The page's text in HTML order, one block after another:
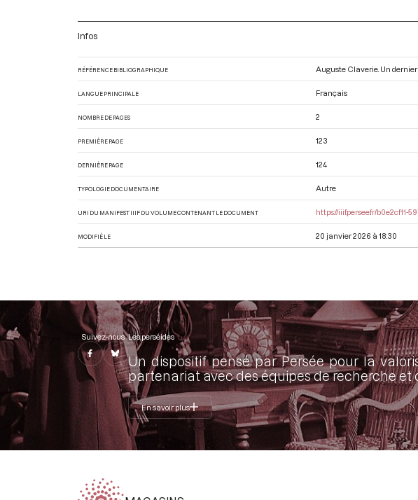
Infos
RÉFÉRENCE BIBLIOGRAPHIQUE Auguste Claverie. Un
LANGUE PRINCIPALE Français
NOMBRE DE PAGES 2
PREMIÈRE PAGE 123
DERNIÈRE PAGE 124
TYPOLOGIE DOCUMENTAIRE Autre
URI DU MANIFEST IIIF DU VOLUME CONTENANT LE DOCUMENT https://iiif.persee.fr/
MODIFIÉ LE 20 janvier 2026 à 18:30
Suivez-nous Les perséides
Un dispositif pensé par Persée pour la
partenariat avec des équipes de recherche
En savoir plus